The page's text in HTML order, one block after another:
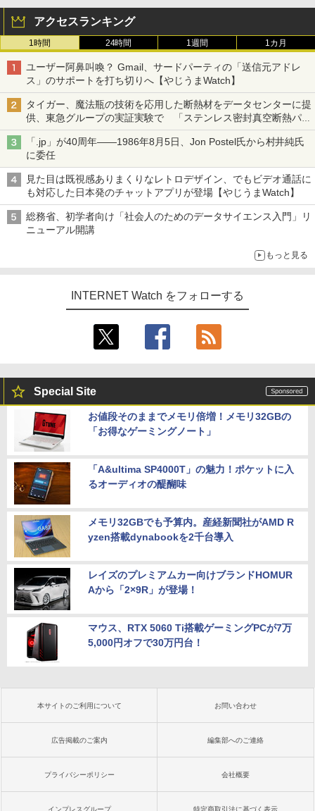
アクセスランキング
1時間 24時間 1週間 1カ月
ユーザー阿鼻叫喚？ Gmail、サードパーティの「送信元アドレ
ス」のサポートを打ち切りへ【やじうまWatch】
タイガー、魔法瓶の技術を応用した断熱材をデータセンターに提
供、東急グループの実証実験で 「ステンレス密封真空断熱パネ
ル TIVIP」
「.jp」が40周年――1986年8月5日、Jon Postel氏から村井純氏
に委任
見た目は既視感ありまくりなレトロデザイン、でもビデオ通話に
も対応した日本発のチャットアプリが登場【やじうまWatch】
総務省、初学者向け「社会人のためのデータサイエンス入門」リ
ニューアル開講
もっと見る
INTERNET Watch をフォローする
Special Site
お値段そのままでメモリ倍増！メモリ32GBの
「お得なゲーミングノート」
「A&ultima SP4000T」の魅力！ポケットに入
るオーディオの醍醐味
メモリ32GBでも予算内。産経新聞社がAMD R
yzen搭載dynabookを2千台導入
レイズのプレミアムカー向けブランドHOMUR
Aから「2×9R」が登場！
マウス、RTX 5060 Ti搭載ゲーミングPCが7万
5,000円オフで30万円台！
本サイトのご利用について お問い合わせ
広告掲載のご案内 編集部へのご連絡
プライバシーポリシー 会社概要
インプレスグループ 特定商取引法に基づく表示